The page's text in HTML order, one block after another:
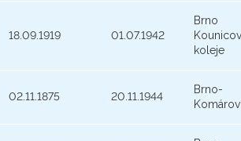
18.09.1919 01.07.1942
Brno
koleje
02.11.1875 20.11.1944
Brno-
Komárov